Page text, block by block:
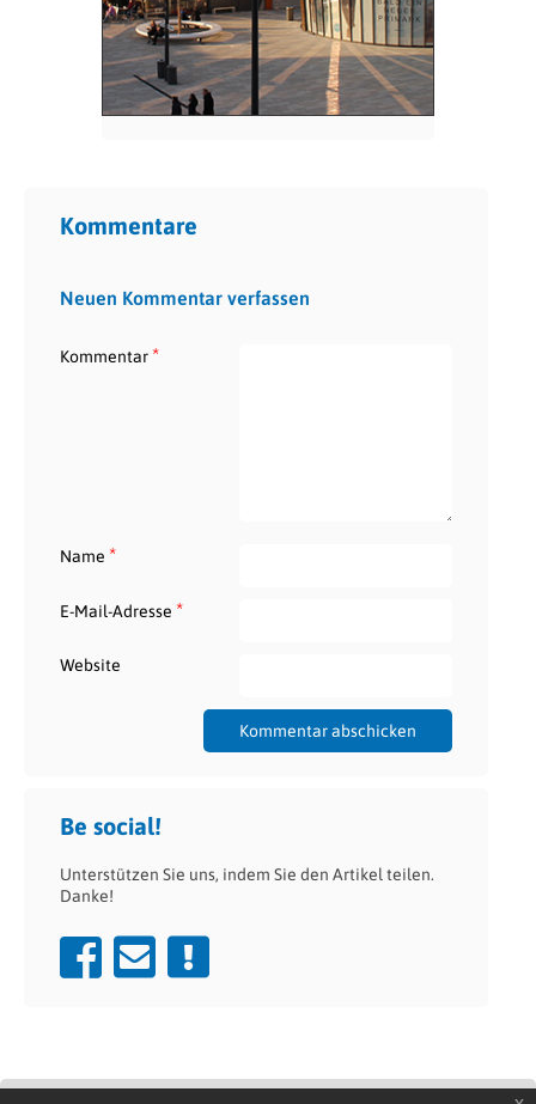
Kommentare
Neuen Kommentar verfassen
Kommentar*
Name *
E-Mail-Adresse *
Website
Be social!
Unterstützen Sie uns, indem Sie den Artikel teilen.
Danke!